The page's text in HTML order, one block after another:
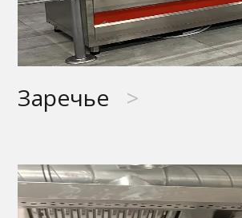
Заречье